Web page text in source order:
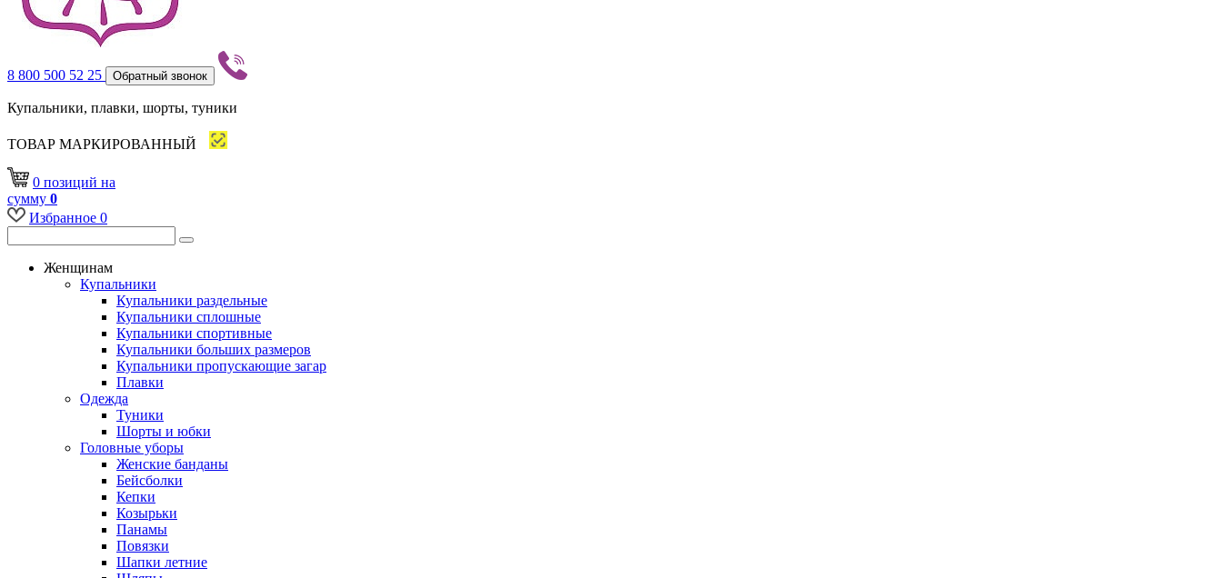
8 800 500 52 25 Обратный звонок
Купальники, плавки, шорты, туники
ТОВАР МАРКИРОВАННЫЙ
0 позиций на
сумму 0
Избранное 0
Женщинам
Купальники
Купальники раздельные
Купальники сплошные
Купальники спортивные
Купальники больших размеров
Купальники пропускающие загар
Плавки
Одежда
Туники
Шорты и юбки
Головные уборы
Женские банданы
Бейсболки
Кепки
Козырьки
Панамы
Повязки
Шапки летние